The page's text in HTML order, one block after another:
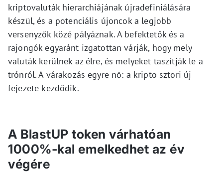
kriptovaluták hierarchiájának újradefiniálására
készül, és a potenciális újoncok a legjobb
versenyzők közé pályáznak. A befektetők és a
rajongók egyaránt izgatottan várják, hogy mely
valuták kerülnek az élre, és melyeket taszítják le a
trónról. A várakozás egyre nő: a kripto sztori új
fejezete kezdődik.
A BlastUP token várhatóan
1000%-kal emelkedhet az év
végére